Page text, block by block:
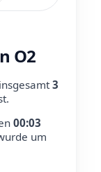
O2
3
00:03
um